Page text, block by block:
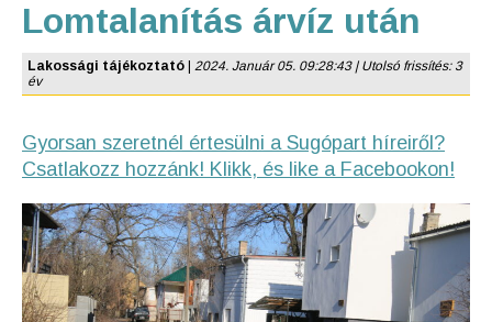
Lomtalanítás árvíz után
Lakossági tájékoztató
2024. Január 05. 09:28:43 | Utolsó frissítés: 3
év
Gyorsan szeretnél értesülni a Sugópart híreiről?
Csatlakozz hozzánk! Klikk, és like a Facebookon!